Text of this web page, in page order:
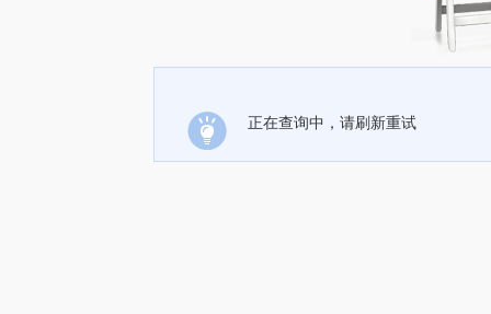
正在查询中，请刷新重试